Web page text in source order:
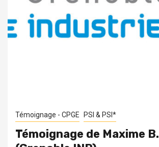
Témoignage - CPGE PSI & PSI*
Témoignage de Maxime B.